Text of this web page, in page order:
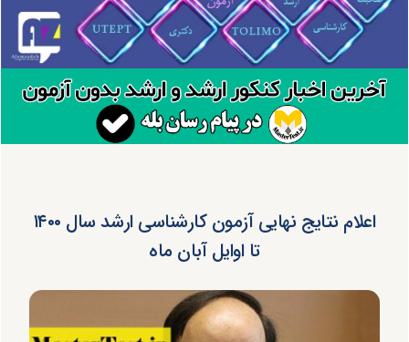
اعلام نتایج نهایی آزمون کارشناسی ارشد سال ۱۴۰۰
تا اوایل آبان ماه